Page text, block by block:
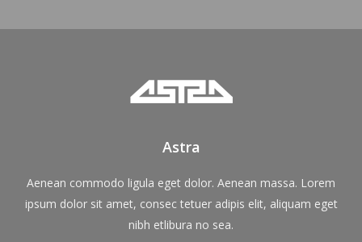
Astra
Aenean commodo ligula eget dolor. Aenean massa. Lorem
ipsum dolor sit amet, consec tetuer adipis elit, aliquam eget
nibh etlibura no sea.